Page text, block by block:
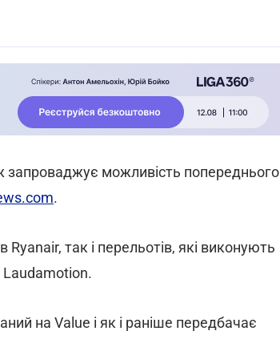
запроваджує можливість попереднього
.
так і перельотів, які виконують
Laudamotion.
на Value і як і раніше передбачає